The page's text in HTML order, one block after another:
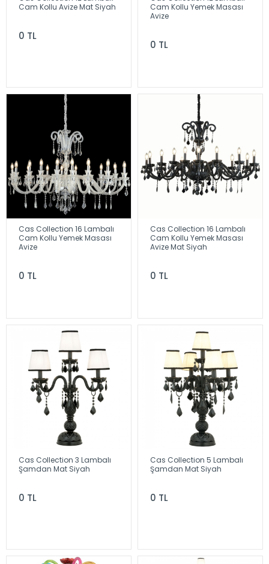
Cam Kollu Avize Mat Siyah
0 TL
Cam Kollu Yemek Masası
Avize
0 TL
Cas Collection 16 Lambalı
Cam Kollu Yemek Masası
Avize
0 TL
Cas Collection 16 Lambalı
Cam Kollu Yemek Masası
Avize Mat Siyah
0 TL
Cas Collection 3 Lambalı
Şamdan Mat Siyah
0 TL
Cas Collection 5 Lambalı
Şamdan Mat Siyah
0 TL